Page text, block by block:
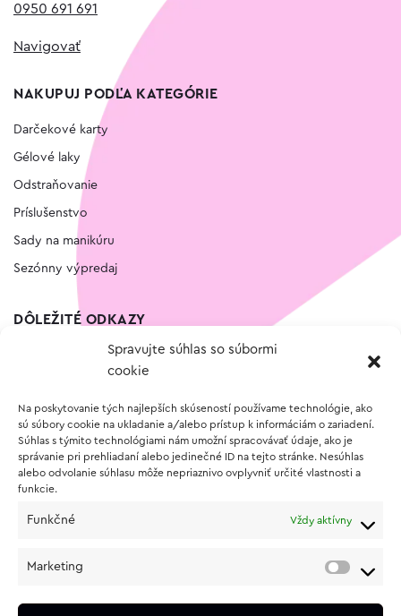
Spravujte súhlas so súbormi
cookie
Na poskytovanie tých najlepších skúseností používame technológie, ako
sú súbory cookie na ukladanie a/alebo prístup k informáciám o zariadení.
Súhlas s týmito technológiami nám umožní spracovávať údaje, ako je
správanie pri prehliadaní alebo jedinečné ID na tejto stránke. Nesúhlas
alebo odvolanie súhlasu môže nepriaznivo ovplyvniť určité vlastnosti a
funkcie.
Funkčné Vždy aktívny
Marketing
0950 691 691
Navigovať
NAKUPUJ PODĽA KATEGÓRIE
Darčekové karty
Gélové laky
Odstraňovanie
Príslušenstvo
Sady na manikúru
Sezónny výpredaj
DÔLEŽITÉ ODKAZY
Vernostný program
O NÁKUPE
Vrátenie a reklamácia tovaru